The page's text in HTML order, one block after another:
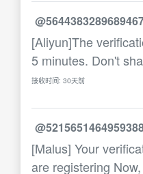
[Aliyun]The
5 minutes. Don't
接收时间: 30天前
[Malus] Your
are registering